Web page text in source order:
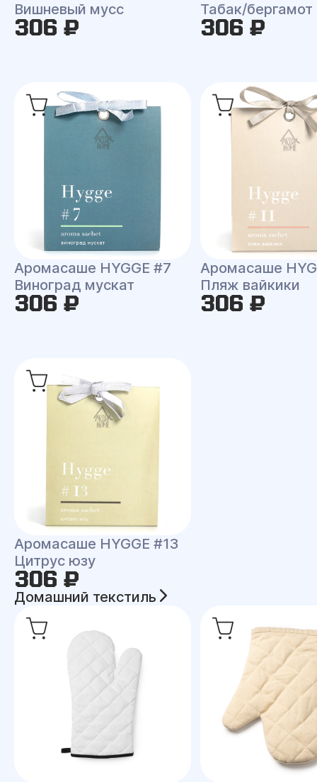
Вишневый мусс
306 ₽
Табак/бергамот
306 ₽
Аромасаше HYGGE #7
Виноград мускат
306 ₽
Аромасаше
Пляж вайкики
306 ₽
Аромасаше HYGGE #13
Цитрус юзу
306 ₽
Домашний текстиль